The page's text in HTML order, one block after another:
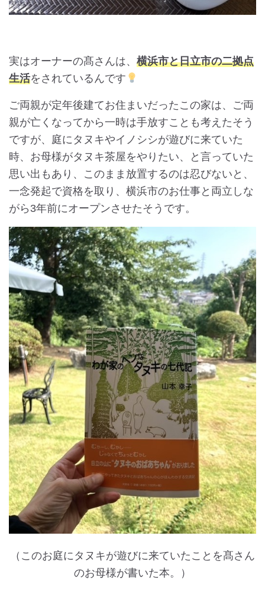
実はオーナーの髙さんは、 横浜市と日立市の二拠点
生活をされているんです
ご両親が定年後建てお住まいだったこの家は、ご両
親が亡くなってから一時は手放すことも考えたそう
ですが、庭にタヌキやイノシシが遊びに来ていた
時、お母様がタヌキ茶屋をやりたい、と言っていた
思い出もあり、このまま放置するのは忍びないと、
一念発起で資格を取り、横浜市のお仕事と両立しな
がら3年前にオープンさせたそうです。
（このお庭にタヌキが遊びに来ていたことを髙さん
のお母様が書いた本。）